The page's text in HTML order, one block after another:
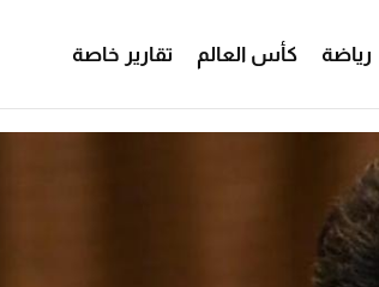
رياضة كأس العالم تقارير خاصة